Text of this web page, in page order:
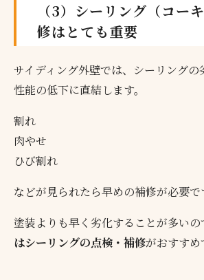
（3）シーリング（コー
修はとても重要
サイディング外壁では、シーリング
性能の低下に直結します。
割れ
肉やせ
ひび割れ
などが見られたら早めの補修が必要で
塗装よりも早く劣化することが多いの
はシーリングの点検・補修がおすすめ